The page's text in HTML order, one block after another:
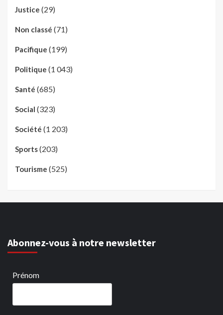
Justice (29)
Non classé (71)
Pacifique (199)
Politique (1 043)
Santé (685)
Social (323)
Société (1 203)
Sports(203)
Tourisme (525)
Abonnez-vous à notre newsletter
Prénom